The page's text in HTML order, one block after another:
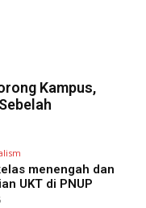
Kampus,
menengah dan
UKT di PNUP